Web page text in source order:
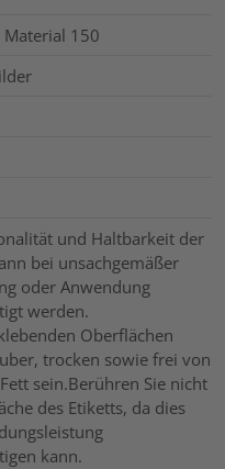
Material 150
und Haltbarkeit der
bei unsachgemäßer
oder Anwendung
werden.
Oberflächen
trocken sowie frei von
sein.Berühren Sie nicht
des Etiketts, da dies
kann.